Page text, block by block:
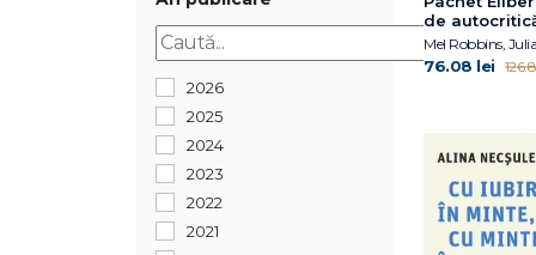
2026
2025
2024
2023
2022
2021
de
Mel Robbins,
76.08 lei